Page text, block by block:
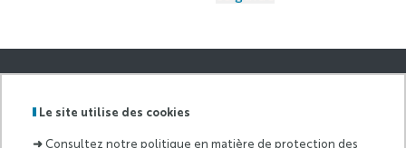
Le site utilise des cookies
➜Consultez notre politique en matière de protection des
Labels
Membre